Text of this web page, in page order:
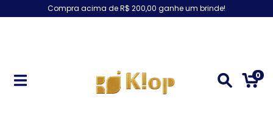
Compra acima de R$ 200,00 ganhe um brinde!
0